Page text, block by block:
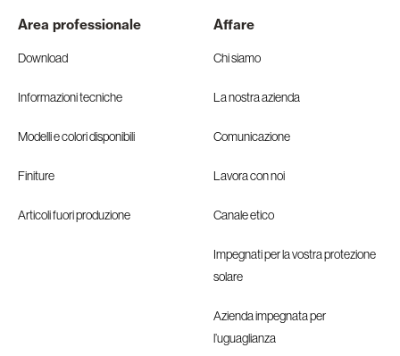
Area professionale
Download
Informazioni tecniche
Modelli e colori disponibili
Finiture
Articoli fuori produzione
Affare
Chi siamo
La nostra azienda
Comunicazione
Lavora con noi
Canale etico
Impegnati per la vostra protezione
solare
Azienda impegnata per
l’uguaglianza